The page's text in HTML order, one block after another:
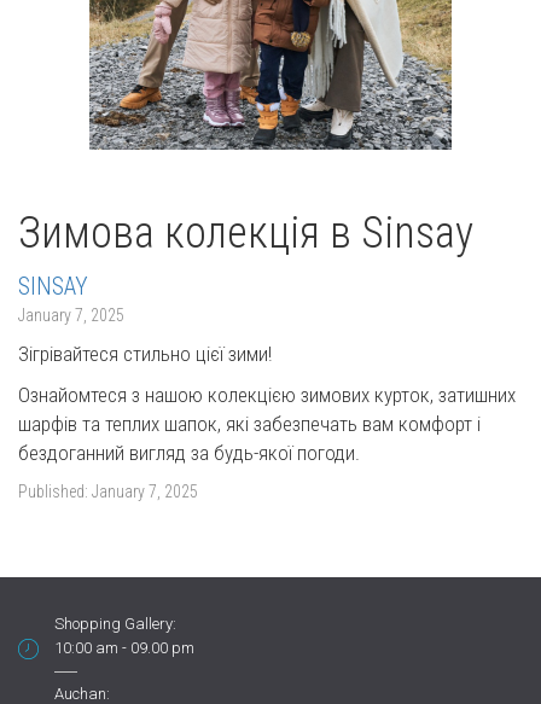
Зимова колекція в Sinsay
SINSAY
January 7, 2025
Зігрівайтеся стильно цієї зими!
Ознайомтеся з нашою колекцією зимових курток, затишних
шарфів та теплих шапок, які забезпечать вам комфорт і
бездоганний вигляд за будь-якої погоди.
Published: January 7, 2025
Shopping Gallery:
10:00 am - 09.00 pm
Auchan: